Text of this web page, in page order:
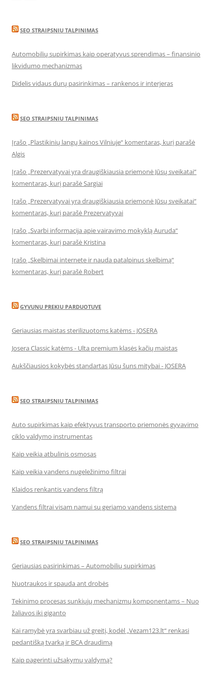
SEO STRAIPSNIU TALPINIMAS
Automobilių supirkimas kaip operatyvus sprendimas – finansinio
likvidumo mechanizmas
Didelis vidaus durų pasirinkimas – rankenos ir interjeras
SEO STRAIPSNIU TALPINIMAS
Įrašo „Plastikinių langų kainos Vilniuje“ komentaras, kurį parašė
Algis
Įrašo „Prezervatyvai yra draugiškiausia priemonė Jūsų sveikatai“
komentaras, kurį parašė Sargiai
Įrašo „Prezervatyvai yra draugiškiausia priemonė Jūsų sveikatai“
komentaras, kurį parašė Prezervatyvai
Įrašo „Svarbi informacija apie vairavimo mokyklą Auruda“
komentaras, kurį parašė Kristina
Įrašo „Skelbimai internete ir nauda patalpinus skelbimą“
komentaras, kurį parašė Robert
GYVUNU PREKIU PARDUOTUVE
Geriausias maistas sterilizuotoms katėms - JOSERA
Josera Classic katėms - Ulta premium klasės kačių maistas
Aukščiausios kokybės standartas Jūsų šuns mitybai - JOSERA
SEO STRAIPSNIU TALPINIMAS
Auto supirkimas kaip efektyvus transporto priemonės gyvavimo
ciklo valdymo instrumentas
Kaip veikia atbulinis osmosas
Kaip veikia vandens nugeležinimo filtrai
Klaidos renkantis vandens filtrą
Vandens filtrai visam namui su geriamo vandens sistema
SEO STRAIPSNIU TALPINIMAS
Geriausias pasirinkimas – Automobilių supirkimas
Nuotraukos ir spauda ant drobės
Tekinimo procesas sunkiųjų mechanizmų komponentams – Nuo
žaliavos iki giganto
Kai ramybė yra svarbiau už greitį, kodėl „Vezam123.lt“ renkasi
pedantišką tvarką ir BCA draudimą
Kaip pagerinti užsakymų valdymą?